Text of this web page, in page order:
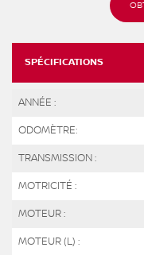
SPÉCIFICATIONS
ANNÉE :
ODOMÈTRE:
TRANSMISSION :
MOTRICITÉ :
MOTEUR :
MOTEUR (L) :